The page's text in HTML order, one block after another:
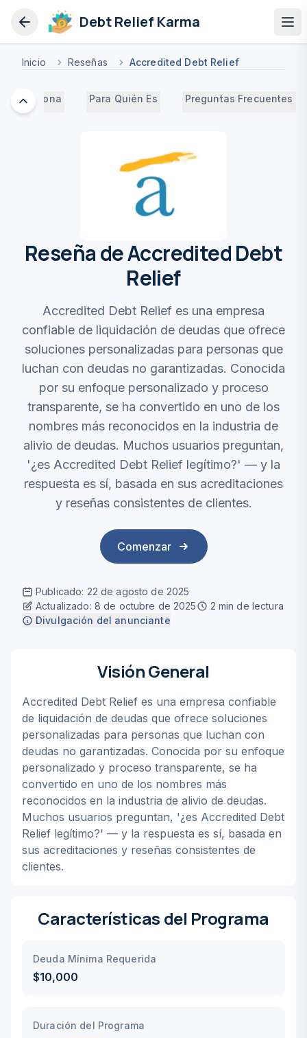
Debt Relief Karma
Inicio Reseñas Accredited Debt Relief
Funciona Para Quién Es Preguntas Frecuentes
Reseña de Accredited Debt
Relief
Accredited Debt Relief es una empresa
confiable de liquidación de deudas que ofrece
soluciones personalizadas para personas que
luchan con deudas no garantizadas. Conocida
por su enfoque personalizado y proceso
transparente, se ha convertido en uno de los
nombres más reconocidos en la industria de
alivio de deudas. Muchos usuarios preguntan,
'¿es Accredited Debt Relief legítimo?' — y la
respuesta es sí, basada en sus acreditaciones
y reseñas consistentes de clientes.
Comenzar
Publicado: 22 de agosto de 2025
Actualizado: 8 de octubre de 2025 2 min de lectura
Divulgación del anunciante
Visión General
Accredited Debt Relief es una empresa confiable
de liquidación de deudas que ofrece soluciones
personalizadas para personas que luchan con
deudas no garantizadas. Conocida por su enfoque
personalizado y proceso transparente, se ha
convertido en uno de los nombres más
reconocidos en la industria de alivio de deudas.
Muchos usuarios preguntan, '¿es Accredited Debt
Relief legítimo?' — y la respuesta es sí, basada en
sus acreditaciones y reseñas consistentes de
clientes.
Características del Programa
Deuda Mínima Requerida
$10,000
Duración del Programa